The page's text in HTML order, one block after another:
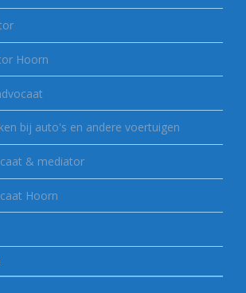
Hoorn
bij auto's en andere voertuigen
& mediator
Hoorn